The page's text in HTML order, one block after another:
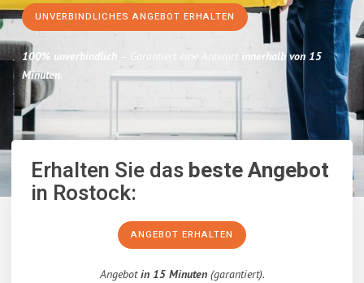
UNVERBINDLICHES ANGEBOT ERHALTEN
100% unverbindlich – Garantiert eine Antwort innerhalb von 15
Minuten.
Erhalten Sie dasbeste Angebot
in Rostock:
ANGEBOT ERHALTEN
Angebotin 15 Minuten(garantiert).